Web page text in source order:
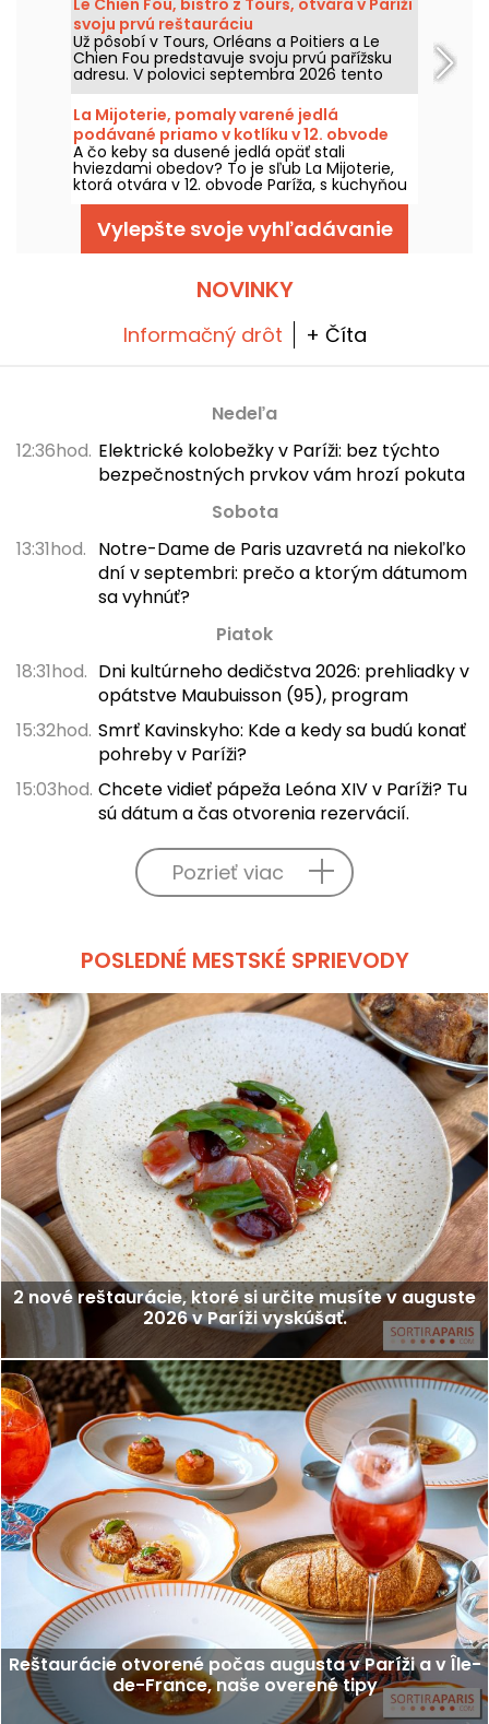
svoju prvú reštauráciu
Už pôsobí v Tours, Orléans a Poitiers a Le
Chien Fou predstavuje svoju prvú pařížsku
adresu. V polovici septembra 2026 tento
bistro, ktoré je známe svojou domácou
kuchyňou, jedlami na zdieľanie a vínnou
pivnicou, otvorí svoje dvere na ulici Feydeau
v 2. obvode Paríža.
La Mijoterie, pomaly varené jedlá
podávané priamo v kotlíku v 12. obvode
A čo keby sa dusené jedlá opäť stali
hviezdami obedov? To je sľub La Mijoterie,
ktorá otvára v 12. obvode Paríža, s kuchyňou
na dlhé varenie, ktorú navrhol šéfkuchár
Augustin Garnier, a podáva sa priamo v
cocotte.
Vylepšte svoje vyhľadávanie
NOVINKY
Informačný drôt + Číta
Nedeľa
12:36hod. Elektrické kolobežky v Paríži: bez týchto
bezpečnostných prvkov vám hrozí pokuta
Sobota
13:31hod. Notre-Dame de Paris uzavretá na niekoľko
dní v septembri: prečo a ktorým dátumom
sa vyhnúť?
Piatok
18:31hod. Dni kultúrneho dedičstva 2026: prehliadky v
opátstve Maubuisson (95), program
15:32hod. Smrť Kavinskyho: Kde a kedy sa budú konať
pohreby v Paríži?
15:03hod. Chcete vidieť pápeža Leóna XIV v Paríži? Tu
sú dátum a čas otvorenia rezervácií.
Pozrieť viac
POSLEDNÉ MESTSKÉ SPRIEVODY
2 nové reštaurácie, ktoré si určite musíte v auguste
2026 v Paríži vyskúšať.
Reštaurácie otvorené počas augusta v Paríži a v Île-
de-France, naše overené tipy